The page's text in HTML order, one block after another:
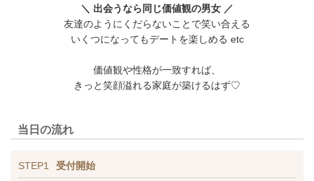
＼ 出会うなら同じ価値観の男女 ／
友達のようにくだらないことで笑い合える
いくつになってもデートを楽しめる etc
価値観や性格が一致すれば、
きっと笑顔溢れる家庭が築けるはず♡
当日の流れ
STEP1 受付開始